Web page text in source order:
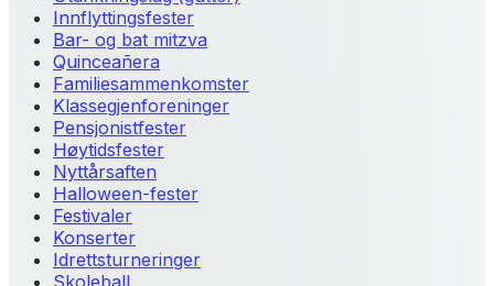
Innflyttingsfester
Bar- og bat mitzva
Quinceañera
Familiesammenkomster
Klassegjenforeninger
Pensjonistfester
Høytidsfester
Nyttårsaften
Halloween-fester
Festivaler
Konserter
Idrettsturneringer
Skoleball